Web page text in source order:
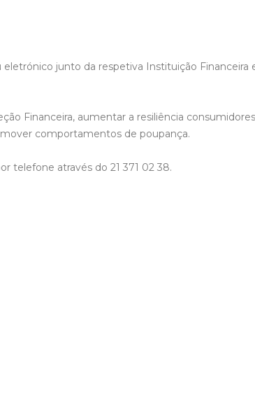
junto da respetiva Instituição
Financeira, aumentar a resiliência
comportamentos de poupança.
telefone através do 21 371 02 38.